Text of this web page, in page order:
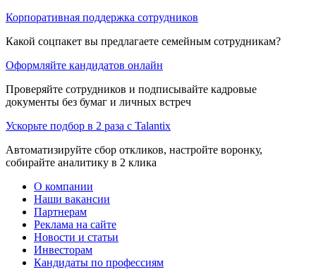
Корпоративная поддержка сотрудников
Какой соцпакет вы предлагаете семейным сотрудникам?
Оформляйте кандидатов онлайн
Проверяйте сотрудников и подписывайте кадровые
документы без бумаг и личных встреч
Ускорьте подбор в 2 раза с Talantix
Автоматизируйте сбор откликов, настройте воронку,
собирайте аналитику в 2 клика
О компании
Наши вакансии
Партнерам
Реклама на сайте
Новости и статьи
Инвесторам
Кандидаты по профессиям